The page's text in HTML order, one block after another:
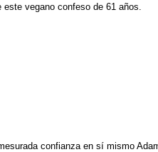
vegano confeso de 61 años.
confianza en sí mismo